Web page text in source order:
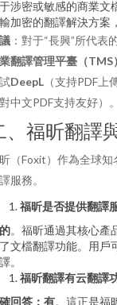
涉密或敏感的商業文
加密的翻譯解決方案
：對于“長興”所代
翻譯管理平臺（TMS）
DeepL （支持PDF
中文PDF支持友好）。
、福昕翻譯
（Foxit）作為全球
服務。
福昕是否提供翻譯
。福昕通過其核心產
文檔翻譯功能。用戶
。
福昕翻譯有云翻譯
回答：有。這正是福